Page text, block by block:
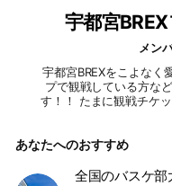
宇都宮
メン
宇都宮BREXをこよなく
プで観戦している方な
す！！ たまに観戦チケ
あなたへのおすすめ
全国のバスケ部